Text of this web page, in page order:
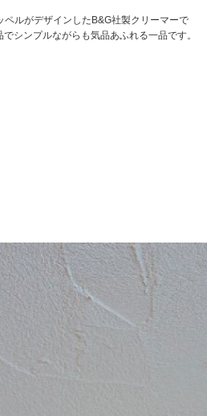
ルがデザインしたB&G社製クリーマーで
シンプルながらも気品あふれる一品です。